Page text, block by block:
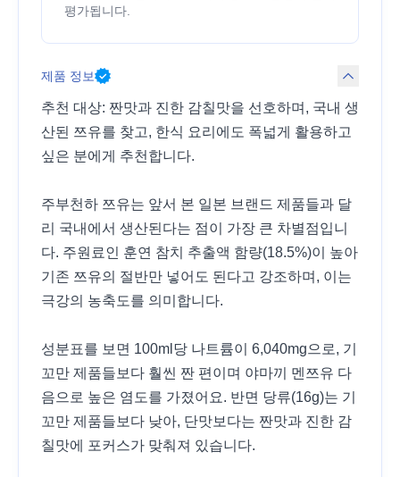
평가됩니다.
제품 정보
추천 대상: 짠맛과 진한 감칠맛을 선호하며, 국내 생
산된 쯔유를 찾고, 한식 요리에도 폭넓게 활용하고
싶은 분에게 추천합니다.
주부천하 쯔유는 앞서 본 일본 브랜드 제품들과 달
리 국내에서 생산된다는 점이 가장 큰 차별점입니
다. 주원료인 훈연 참치 추출액 함량(18.5%)이 높아
기존 쯔유의 절반만 넣어도 된다고 강조하며, 이는
극강의 농축도를 의미합니다.
성분표를 보면 100ml당 나트륨이 6,040mg으로, 기
꼬만 제품들보다 훨씬 짠 편이며 야마끼 멘쯔유 다
음으로 높은 염도를 가졌어요. 반면 당류(16g)는 기
꼬만 제품들보다 낮아, 단맛보다는 짠맛과 진한 감
칠맛에 포커스가 맞춰져 있습니다.